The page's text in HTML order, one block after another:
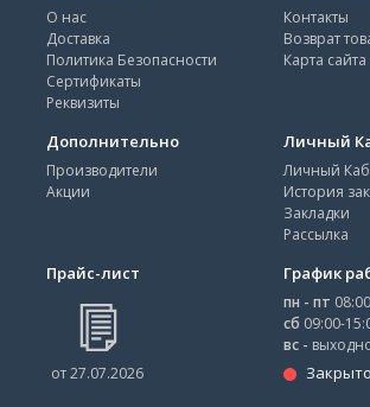
О нас
Доставка
Политика Безопасности
Сертификаты
Реквизиты
Контакты
Возврат
Карта сайта
Дополнительно
Производители
Акции
Личный
Личный
История
Закладки
Рассылка
Прайс-лист
от 27.07.2026
График
пн - пт
сб 09:00-
вс -
Закрыто